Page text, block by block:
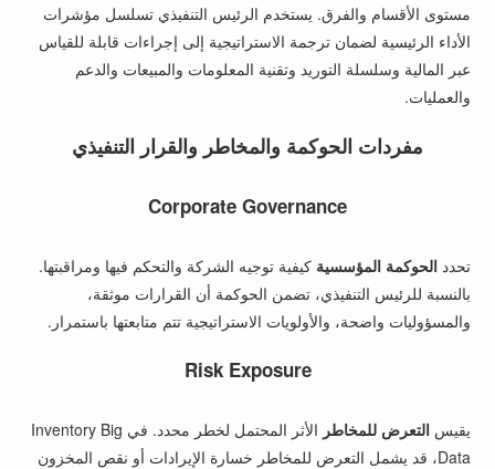
مستوى الأقسام والفرق. يستخدم الرئيس التنفيذي تسلسل مؤشرات
الأداء الرئيسية لضمان ترجمة الاستراتيجية إلى إجراءات قابلة للقياس
عبر المالية وسلسلة التوريد وتقنية المعلومات والمبيعات والدعم
والعمليات.
مفردات الحوكمة والمخاطر والقرار التنفيذي
Corporate Governance
تحددالحوكمة المؤسسية كيفية توجيه الشركة والتحكم فيها ومراقبتها.
بالنسبة للرئيس التنفيذي، تضمن الحوكمة أن القرارات موثقة،
والمسؤوليات واضحة، والأولويات الاستراتيجية تتم متابعتها باستمرار.
Risk Exposure
يقيسالتعرض للمخاطر
الأثر المحتمل لخطر محدد. في Inventory Big
Data، قد يشمل التعرض للمخاطر خسارة الإيرادات أو نقص المخزون